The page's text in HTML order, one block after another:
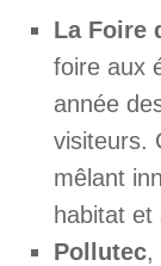
La Foire
foire aux
année
visiteurs.
mêlant
habitat et
Pollutec,